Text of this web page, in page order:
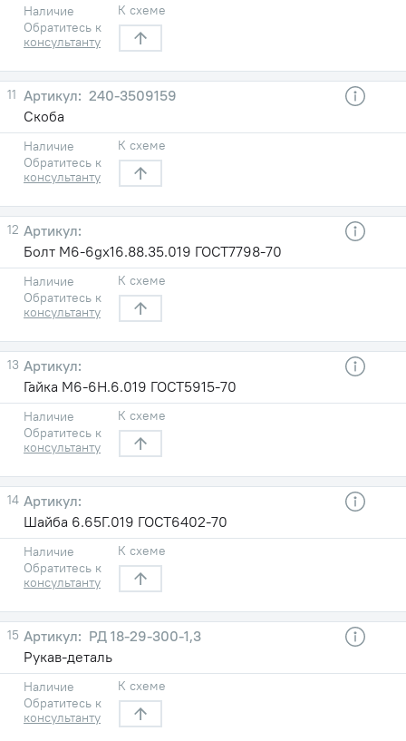
Наличие
Обратитесь к
консультанту
К схеме
11
240-3509159
Скоба
Наличие
Обратитесь к
консультанту
К схеме
12
Болт М6-6gх16.88.35.019 ГОСТ7798-70
Наличие
Обратитесь к
консультанту
К схеме
13
Гайка М6-6Н.6.019 ГОСТ5915-70
Наличие
Обратитесь к
консультанту
К схеме
14
Шайба 6.65Г.019 ГОСТ6402-70
Наличие
Обратитесь к
консультанту
К схеме
15
РД 18-29-300-1,3
Рукав-деталь
Наличие
Обратитесь к
консультанту
К схеме